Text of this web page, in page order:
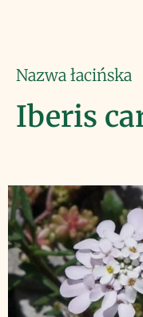
Nazwa łacińska
Iberis